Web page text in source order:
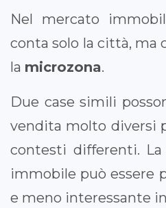
Nel mercato
conta solo la città, ma
la microzona.
Due case simili
vendita molto diversi
contesti differenti.
immobile può essere
e meno interessante in